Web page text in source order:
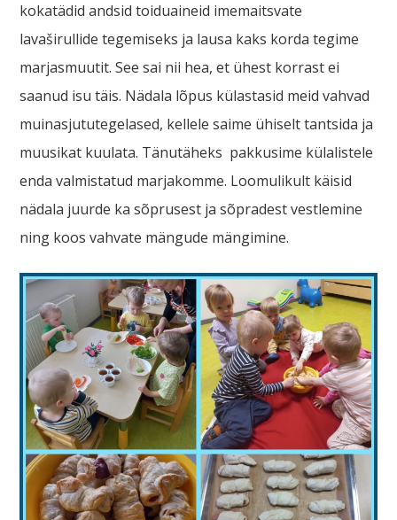
kokatädid andsid toiduaineid imemaitsvate
lavaširullide tegemiseks ja lausa kaks korda tegime
marjasmuutit. See sai nii hea, et ühest korrast ei
saanud isu täis. Nädala lõpus külastasid meid vahvad
muinasjututegelased, kellele saime ühiselt tantsida ja
muusikat kuulata. Tänutäheks pakkusime külalistele
enda valmistatud marjakomme. Loomulikult käisid
nädala juurde ka sõprusest ja sõpradest vestlemine
ning koos vahvate mängude mängimine.